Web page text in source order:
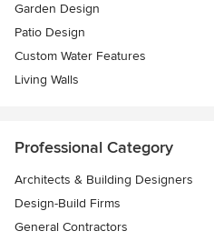
Garden Design
Patio Design
Custom Water Features
Living Walls
Professional Category
Architects & Building Designers
Design-Build Firms
General Contractors